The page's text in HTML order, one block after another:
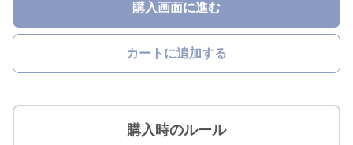
購入画面に進む
カートに追加する
購入時のルール